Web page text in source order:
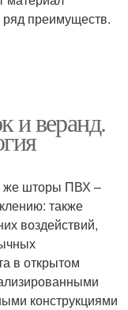
преимуществ.
и веранд.
же шторы ПВХ –
также
воздействий,
в открытом
конструкциями